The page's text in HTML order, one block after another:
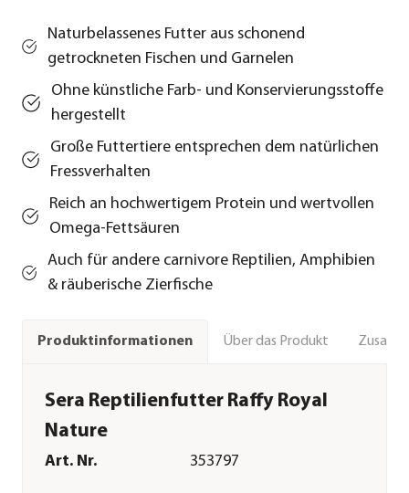
Naturbelassenes Futter aus schonend
getrockneten Fischen und Garnelen
Ohne künstliche Farb- und Konservierungsstoffe
hergestellt
Große Futtertiere entsprechen dem natürlichen
Fressverhalten
Reich an hochwertigem Protein und wertvollen
Omega-Fettsäuren
Auch für andere carnivore Reptilien, Amphibien
& räuberische Zierfische
Produktinformationen Über das Produkt
Sera Reptilienfutter Raffy Royal
Nature
Art. Nr. 353797